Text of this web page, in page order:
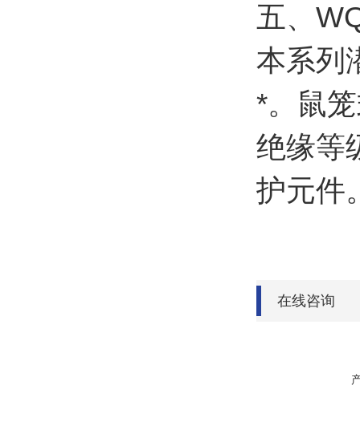
五、
本系列
*。鼠
绝缘等
护元件
在线咨询